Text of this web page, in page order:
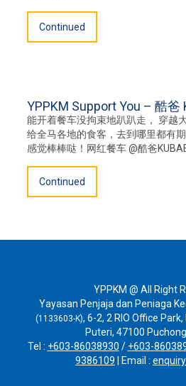
Continued
YPPKM Support You – 酷爸
能开着餐车没拘束地趴趴走， 穿越
给全马各地的食客，去到哪里都有
感觉棒棒哒！网红餐车 @酷爸
Continued
YPPKM @ All Right
Yayasan Penjaja dan Peniaga
(1133603-K), 6-2, 2 RIO Office
Puteri, 47100
Tel : +603-86038930 / +603-
9386109 | Email :